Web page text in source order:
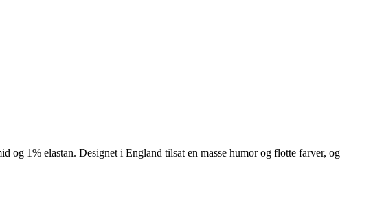
og 1% elastan. Designet i England tilsat en masse humor og flotte farver, og